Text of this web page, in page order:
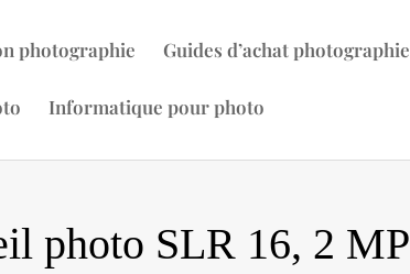
photographie Guides d’achat photographie
Informatique pour photo
photo SLR 16, 2 MP